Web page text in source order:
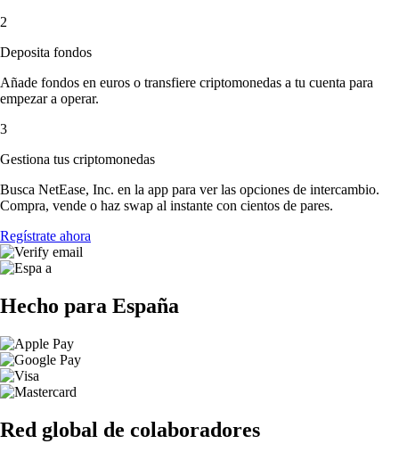
2
Deposita fondos
Añade fondos en euros o transfiere criptomonedas a tu cuenta para
empezar a operar.
3
Gestiona tus criptomonedas
Busca NetEase, Inc. en la app para ver las opciones de intercambio.
Compra, vende o haz swap al instante con cientos de pares.
Regístrate ahora
Hecho para España
Red global de colaboradores